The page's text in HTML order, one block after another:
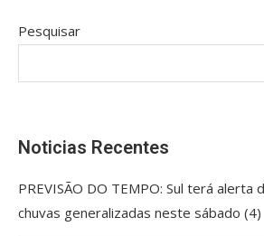
Pesquisar
Noticias Recentes
PREVISÃO DO TEMPO: Sul terá
chuvas generalizadas neste sábado (4)